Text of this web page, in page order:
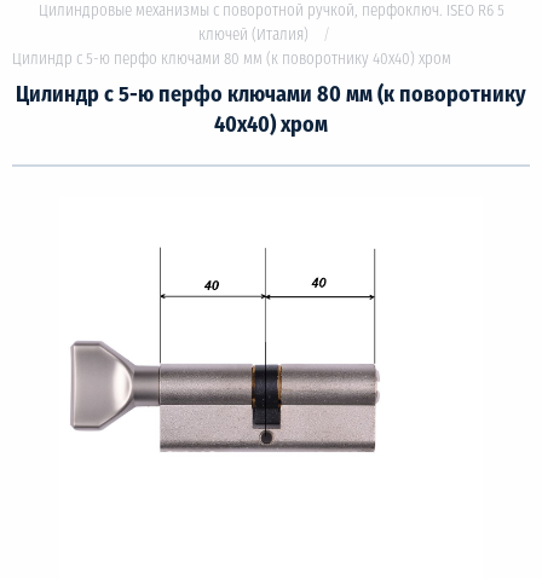
Цилиндровые механизмы с поворотной ручкой, перфоключ. ISEO R6 5
ключей (Италия)
Цилиндр с 5-ю перфо ключами 80 мм (к поворотнику 40х40) хром
Цилиндр с 5-ю перфо ключами 80 мм (к поворотнику
40х40) хром